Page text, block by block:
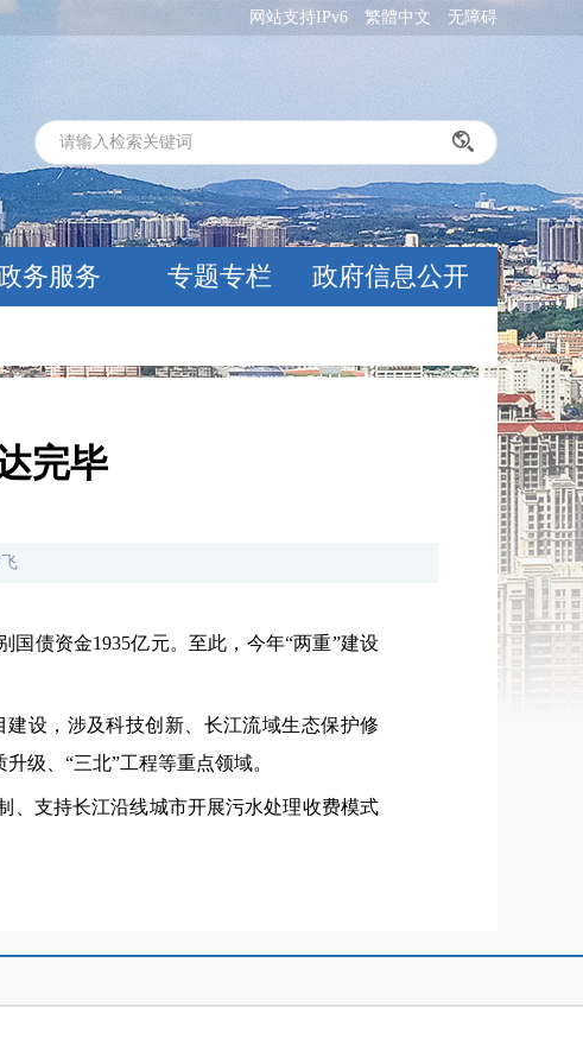
网站支持IPv6 繁體中文 无障碍
务服务 专题专栏 政府信息公开
完毕
国债资金1935亿元。至此，今年“两重”建设
设，涉及科技创新、长江流域生态保护修
级、“三北”工程等重点领域。
、支持长江沿线城市开展污水处理收费模式